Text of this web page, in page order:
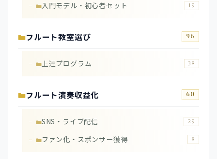
入門モデル・初心者セット 19
フルート教室選び 96
上達プログラム 38
フルート演奏収益化 60
SNS・ライブ配信 29
ファン化・スポンサー獲得 8